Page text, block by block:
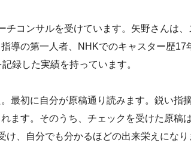
コンサルを受けています。矢野さんは
導の第一人者、NHKでのキャスター歴17
録した実績を持っています。
最初に自分が原稿通り読みます。鋭い指
ます。そのうち、チェックを受けた原稿
け、自分でも分かるほどの出来栄えにな